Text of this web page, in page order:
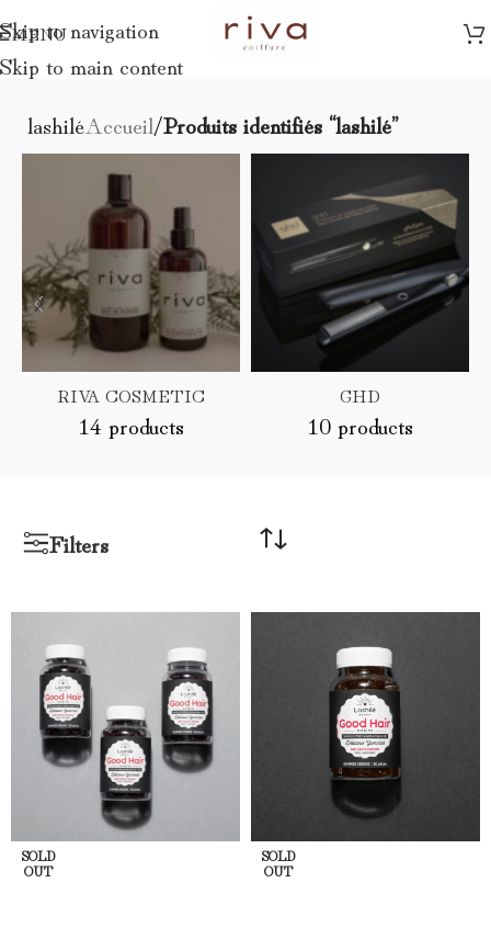
Skip to navigation
Skip to main content
MENU
lashiléAccueil/Produits identifiés “lashilé”
RIVA COSMETIC
14 products
GHD
10 products
Filters
SOLD
OUT
SOLD
OUT